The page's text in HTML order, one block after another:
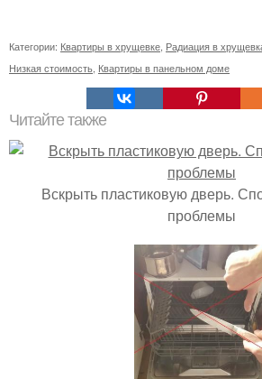
Категории: Квартиры в хрущевке Радиация в
Низкая стоимость Квартиры в панельном доме
Читайте также
Вскрыть пластиковую дверь.
проблемы